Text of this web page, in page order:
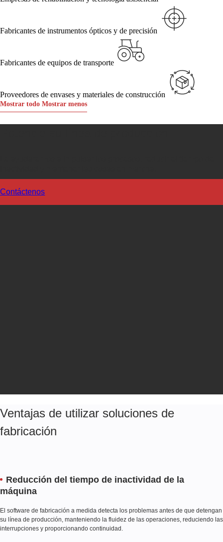
Fabricantes de instrumentos ópticos y de precisión
Fabricantes de equipos de transporte
Proveedores de envases y materiales de construcción
Mostrar todo Mostrar menos
Contáctenos
Ventajas de utilizar soluciones de
fabricación
Reducción del tiempo de inactividad de la
máquina
El software de fabricación a medida detecta los problemas antes de que detengan
su línea de producción, manteniendo la fluidez de las operaciones, reduciendo las
interrupciones y proporcionando continuidad.